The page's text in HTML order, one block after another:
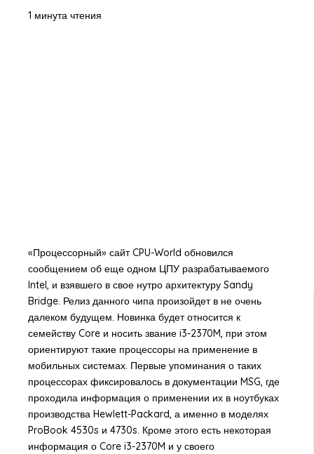
1 минута чтения
«Процессорный» сайт CPU-World обновился
сообщением об еще одном ЦПУ разрабатываемого
Intel, и взявшего в свое нутро архитектуру Sandy
Bridge. Релиз данного чипа произойдет в не очень
далеком будущем. Новинка будет относится к
семейству Core и носить звание i3-2370M, при этом
ориентируют такие процессоры на применение в
мобильных системах. Первые упоминания о таких
процессорах фиксировалось в документации MSG, где
проходила информация о применении их в ноутбуках
производства Hewlett-Packard, а именно в моделях
ProBook 4530s и 4730s. Кроме этого есть некоторая
информация о Core i3-2370M и у своего